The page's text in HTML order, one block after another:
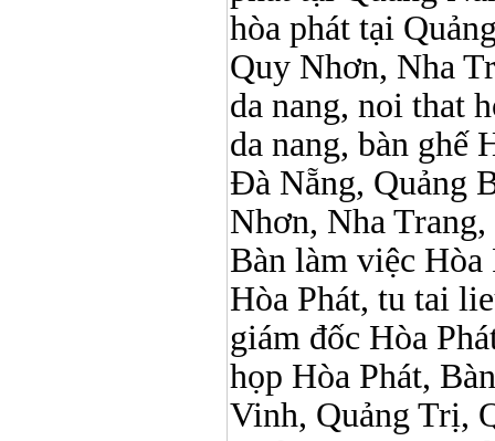
hòa phát tại
Quy Nhơn, Nha
da nang, noi that
da nang, bàn ghế
Đà Nẵng, Quảng
Nhơn, Nha
Bàn làm việc Hòa
Hòa Phát, tu tai
giám đốc Hòa
họp Hòa Phát,
Vinh, Quảng Trị,